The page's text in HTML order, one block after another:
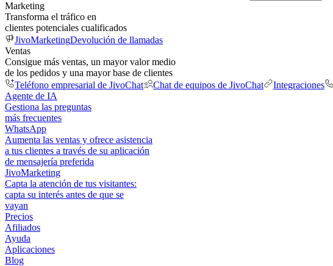
Marketing
Transforma el tráfico en
clientes potenciales cualificados
JivoMarketingDevolución de llamadas
Ventas
Consigue más ventas, un mayor valor medio
de los pedidos y una mayor base de clientes
Teléfono empresarial de JivoChat
Chat de equipos de JivoChat Integraciones
Agente de IA
Gestiona las preguntas
más frecuentes
WhatsApp
Aumenta las ventas y ofrece asistencia
a tus clientes a través de su aplicación
de mensajería preferida
JivoMarketing
Capta la atención de tus visitantes:
capta su interés antes de que se
vayan
Precios
Afiliados
Ayuda
Aplicaciones
Blog